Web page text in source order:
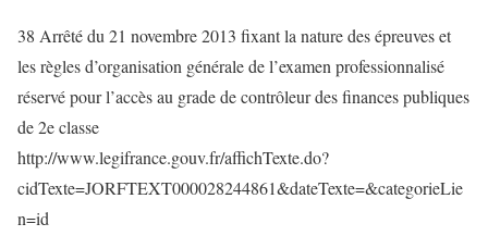
38 Arrêté du 21 novembre 2013 fixant la nature des épreuves et
les règles d’organisation générale de l’examen professionnalisé
réservé pour l’accès au grade de contrôleur des finances publiques
de 2e classe
http://www.legifrance.gouv.fr/affichTexte.do?
cidTexte=JORFTEXT000028244861&dateTexte=&categorieLie
n=id